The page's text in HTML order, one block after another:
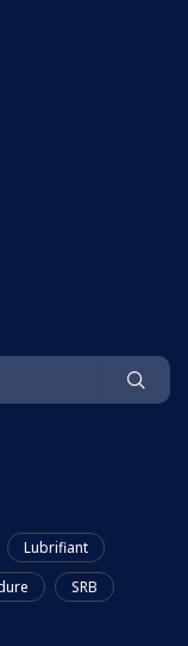
Lubrifiant
SRB